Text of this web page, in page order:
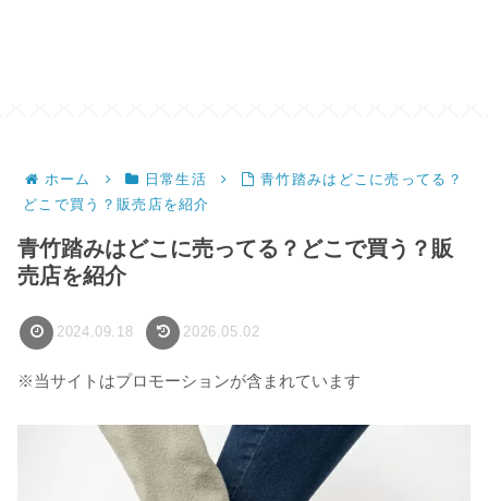
ホーム 日常生活
青竹踏みはどこに売ってる？
どこで買う？販売店を紹介
青竹踏みはどこに売ってる？どこで買う？販
売店を紹介
2024.09.18 2026.05.02
※当サイトはプロモーションが含まれています